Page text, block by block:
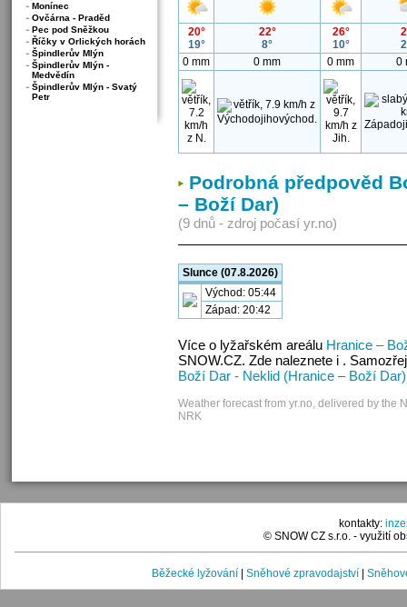
20°
19°
22°
8°
26°
10°
0 mm
0 mm 0 mm 0
Podrobná předpověd
– Boží Dar)
(9 dnů - zdroj počasí yr.no)
Slunce (07.8.2026)
Východ: 05:44
Západ: 20:42
Více o lyžařském areálu Hranice –
SNOW.CZ. Zde naleznete i .
Boží Dar - Neklid (Hranice – Boží Dar)
Weather forecast from yr.no, delivered by the
NRK
Monínec
Ovčárna - Praděd
Pec pod Sněžkou
Říčky v Orlických horách
Špindlerův Mlýn
Špindlerův Mlýn -
Medvědín
Špindlerův Mlýn - Svatý
Petr
kontakty:
© SNOW CZ s.r.o. - využití
Běžecké lyžování Sněhové zpravodajství